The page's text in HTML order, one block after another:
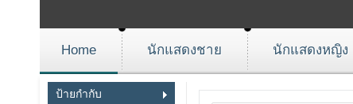
Home นักแสดงชาย นักแสดงหญิง
ป้ายกำกับ